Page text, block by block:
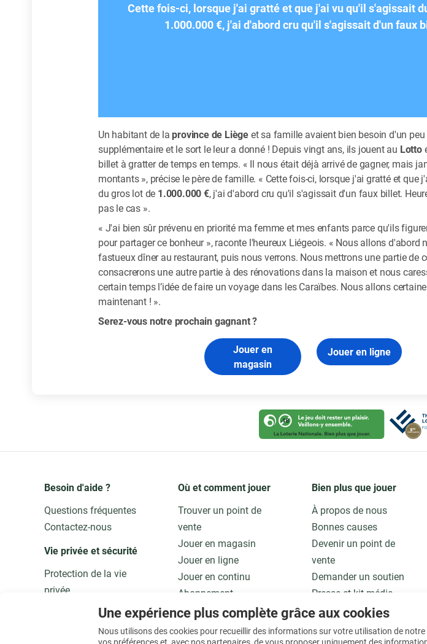
Cette fois-ci, lorsque j'ai gratté et que j'ai vu qu'il s'agissait
1.000.000 €, j'ai d'abord cru qu'il s'agissait d'un faux
Un habitant de la province de Liègeet sa famille avaient bien besoin d'un peu
supplémentaire et le sort le leur a donné ! Depuis vingt ans, ils jouent au Lotto
billet à gratter de temps en temps. « Il nous était déjà arrivé de gagner, mais
montants », précise le père de famille. « Cette fois-ci, lorsque j'ai gratté et que
du gros lot de 1.000.000 €, j'ai d'abord cru qu'il s'agissait d'un faux billet.
pas le cas ».
« J'ai bien sûr prévenu en priorité ma femme et mes enfants parce qu'ils
pour partager ce bonheur », raconte l'heureux Liégeois. « Nous allons d'abord
fastueux dîner au restaurant, puis nous verrons. Nous mettrons une partie de
consacrerons une autre partie à des rénovations dans la maison et nous
certain temps l’idée de faire un voyage dans les Caraïbes. Nous allons
maintenant ! ».
Serez-vous notre prochain gagnant ?
Jouer en
magasin
Jouer en ligne
Une expérience plus complète grâce aux cookies
Nous utilisons des cookies pour recueillir des informations sur votre utilisation de
Besoin d'aide ?
Questions fréquentes
Contactez-nous
Vie privée et sécurité
Protection de la vie
privée
Adaptez vos données
Où et comment jouer
Trouver un point de
vente
Jouer en magasin
Jouer en ligne
Jouer en continu
Abonnement
Application
Jouer responsable
Bien plus que jouer
À propos de nous
Bonnes causes
Devenir un point de
vente
Demander un soutien
Presse et kit média
Notre modèle
Jobs